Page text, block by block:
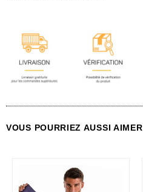
VOUS POURRIEZ AUSSI AIMER